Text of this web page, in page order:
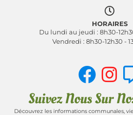
HORAIRES
Du lundi au jeudi : 8h30-
Vendredi : 8h30-12h30 -
Suivez Nous Sur
Découvrez les informations communales,